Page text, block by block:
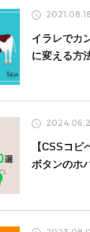
イラレでカ
に変える方
【CSSコピ
ボタンのホ